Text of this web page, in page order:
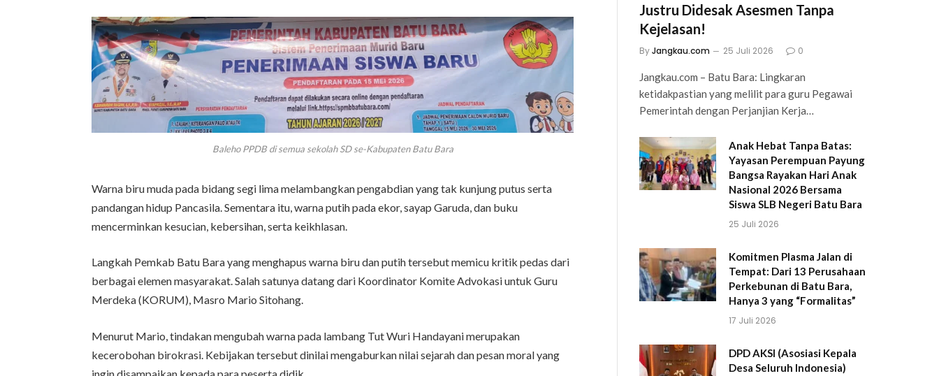
Baleho PPDB di semua sekolah SD se-Kabupaten Batu Bara
Warna biru muda pada bidang segi lima melambangkan pengabdian yang tak kunjung putus serta
pandangan hidup Pancasila. Sementara itu, warna putih pada ekor, sayap Garuda, dan buku
mencerminkan kesucian, kebersihan, serta keikhlasan.
Langkah Pemkab Batu Bara yang menghapus warna biru dan putih tersebut memicu kritik pedas dari
berbagai elemen masyarakat. Salah satunya datang dari Koordinator Komite Advokasi untuk Guru
Merdeka (KORUM), Masro Mario Sitohang.
Menurut Mario, tindakan mengubah warna pada lambang Tut Wuri Handayani merupakan
kecerobohan birokrasi. Kebijakan tersebut dinilai mengaburkan nilai sejarah dan pesan moral yang
Justru Didesak Asesmen Tanpa
Kejelasan!
ByJangkau.com 25 Juli 2026 0
Jangkau.com – Batu Bara: Lingkaran
ketidakpastian yang melilit para guru Pegawai
Pemerintah dengan Perjanjian Kerja…
Anak Hebat Tanpa Batas:
Yayasan Perempuan Payung
Bangsa Rayakan Hari Anak
Nasional 2026 Bersama
Siswa SLB Negeri Batu Bara
25 Juli 2026
Komitmen Plasma Jalan di
Tempat: Dari 13 Perusahaan
Perkebunan di Batu Bara,
Hanya 3 yang “Formalitas”
17 Juli 2026
DPD AKSI (Asosiasi Kepala
Desa Seluruh Indonesia)